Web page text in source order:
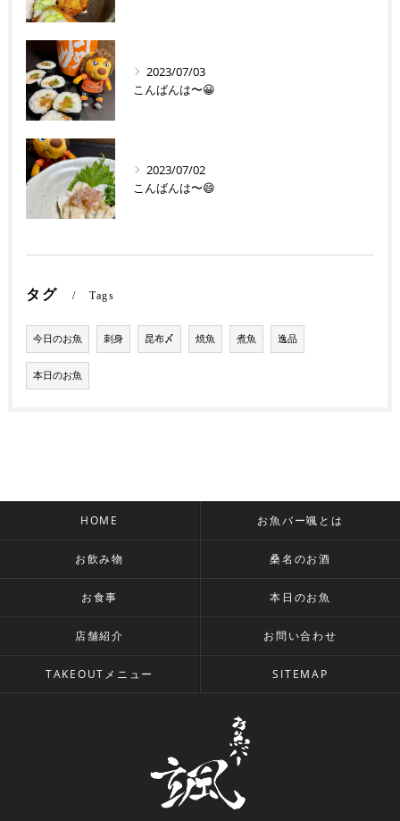
2023/07/03
こんばんは〜😀
2023/07/02
こんばんは〜😄
タグ Tags
今日のお魚 刺身 昆布〆 焼魚 煮魚 逸品
本日のお魚
HOME お魚バー颯とは
お飲み物 桑名のお酒
お食事 本日のお魚
店舗紹介 お問い合わせ
TAKEOUTメニュー SITEMAP